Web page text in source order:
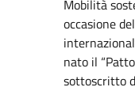
Mobilità
occasione
nato il
sottoscritto